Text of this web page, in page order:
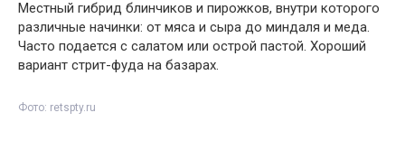
Местный гибрид блинчиков и пирожков, внутри которого
различные начинки: от мяса и сыра до миндаля и меда.
Часто подается с салатом или острой пастой. Хороший
вариант стрит-фуда на базарах.
Фото: retspty.ru